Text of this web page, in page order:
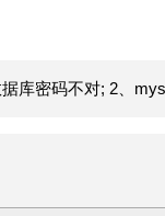
库密码不对; 2、